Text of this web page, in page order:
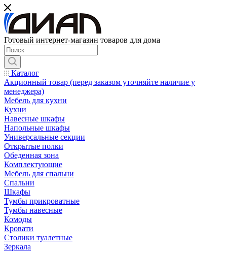
Готовый интернет-магазин товаров для дома
Каталог
Акционный товар (перед заказом уточняйте наличие у
менеджера)
Мебель для кухни
Кухни
Навесные шкафы
Напольные шкафы
Универсальные секции
Открытые полки
Обеденная зона
Комплектующие
Мебель для спальни
Спальни
Шкафы
Тумбы прикроватные
Тумбы навесные
Комоды
Кровати
Столики туалетные
Зеркала